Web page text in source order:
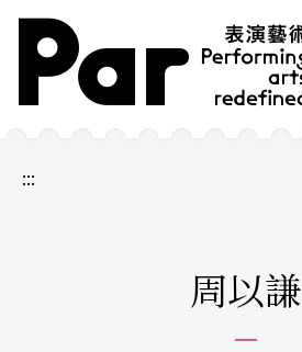
跳到主要內容區塊
網站導覽
:::
周以謙